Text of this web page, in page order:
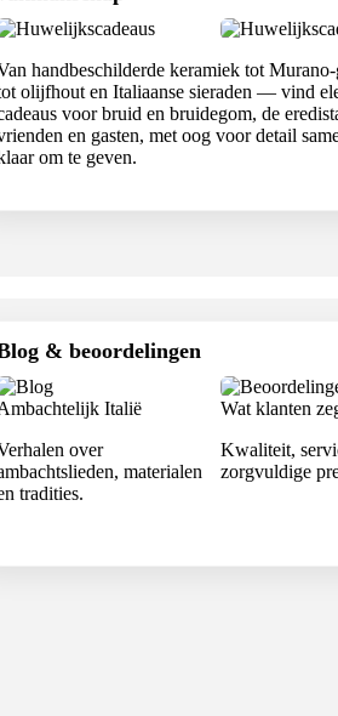
handbeschilderde keramiek tot
olijfhout en Italiaanse sieraden — vind
voor bruid en bruidegom, de
en gasten, met oog voor detail
om te geven.
& beoordelingen
Italië
over
materialen
tradities.
Wat klanten
Kwaliteit,
zorgvuldige